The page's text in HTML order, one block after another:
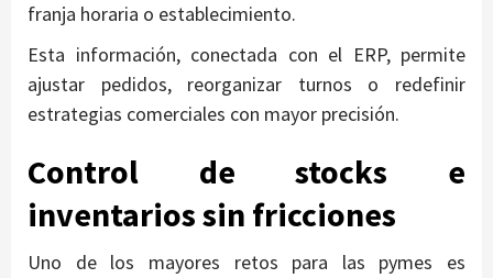
franja horaria o establecimiento.
Esta información, conectada con el ERP, permite
ajustar pedidos, reorganizar turnos o redefinir
estrategias comerciales con mayor precisión.
Control de stocks e
inventarios sin fricciones
Uno de los mayores retos para las pymes es